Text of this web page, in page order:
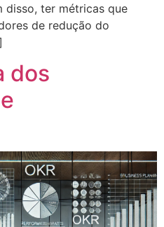
disso, ter métricas que
de redução do
dos